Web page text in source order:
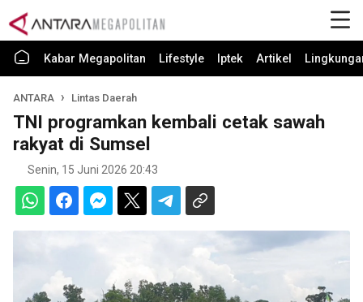
Kabar Megapolitan Lifestyle Iptek Artikel
ANTARA Lintas Daerah
TNI programkan kembali cetak sawah
rakyat di Sumsel
Senin, 15 Juni 2026 20:43